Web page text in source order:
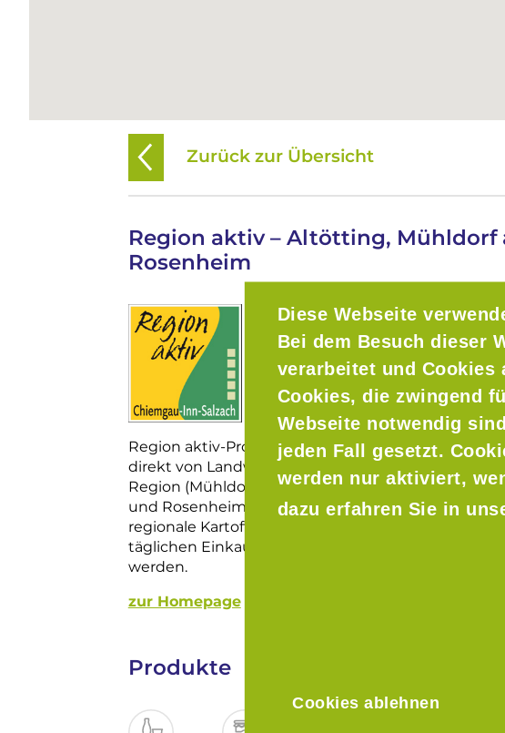
Diese Webseite
Bei dem Besuch dieser
verarbeitet und Cookies
Cookies, die zwingend
Webseite notwendig
jeden Fall gesetzt.
werden nur aktiviert,
dazu erfahren Sie in
Cookies ablehnen
Zurück zur Übersicht
Region aktiv – Altötting, Mühldorf
Rosenheim
Region aktiv-Produkte sind „natürlich regional“
direkt von Landwirten, Erzeugern oder Verarbeitern
Region (Mühldorf, Altötting, Traunstein,
und Rosenheim) und ausgewählten
regionale Kartoffeln in Bayern. Unsere Produkte
täglichen Einkauf in Edeka- und Rewe-Geschäften
werden.
zur Homepage
Produkte